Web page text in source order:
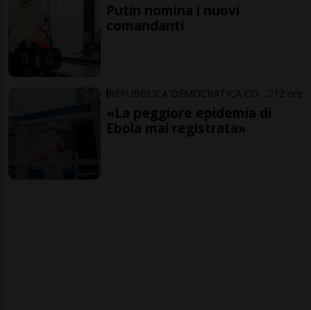
Putin nomina i nuovi
comandanti
12 ore
«La peggiore epidemia di
Ebola mai registrata»